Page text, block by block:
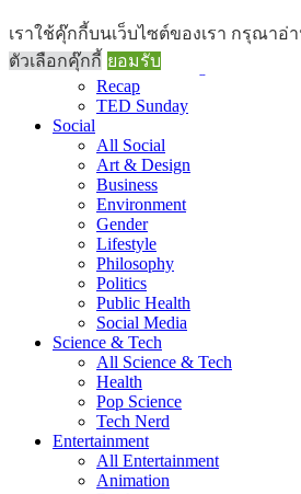
Brief
All Brief
Goods Morning
Recap
TED Sunday
Social
All Social
Art & Design
Business
Environment
Gender
Lifestyle
Philosophy
Politics
Public Health
Social Media
Science & Tech
All Science & Tech
Health
Pop Science
Tech Nerd
Entertainment
All Entertainment
Animation
เราใช้คุ๊กกี้บนเว็บไซต์ของเรา กรุณาอ่
ตัวเลือกคุ๊กกี้ ยอมรับ